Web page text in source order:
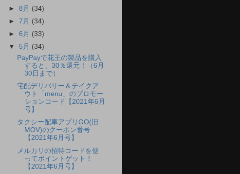
►8月 (34)
►7月 (34)
►6月 (33)
▼ 5月 (34)
PayPayで花王の製品を購入
すると、30％還元！（6月
30日まで）
宅配デリバリー＆テイクア
ウト「menu」のプロモー
ションコード【2021年6月
号】
タクシー配車アプリGO(旧
MOV)のクーポン番号
【2021年6月号】
メルカリの招待コードを使
ってポイントゲット！
【2021年6月号】